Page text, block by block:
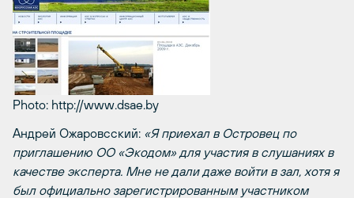
Photo: http://www.dsae.by
Андрей Ожаровсский: «Я приехал в Островец по
приглашению ОО «Экодом» для участия в слушаниях в
качестве эксперта. Мне не дали даже войти в зал, хотя я
был официально зарегистрированным участником